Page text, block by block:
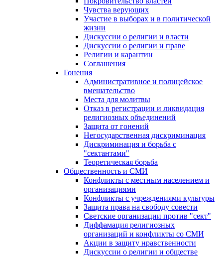
Чувства верующих
Участие в выборах и в политической
жизни
Дискуссии о религии и власти
Дискуссии о религии и праве
Религии и карантин
Соглашения
Гонения
Административное и полицейское
вмешательство
Места для молитвы
Отказ в регистрации и ликвидация
религиозных объединений
Защита от гонений
Негосударственная дискриминация
Дискриминация и борьба с
"сектантами"
Теоретическая борьба
Общественность и СМИ
Конфликты с местным населением и
организациями
Конфликты с учреждениями культуры
Защита права на свободу совести
Светские организации против "сект"
Диффамация религиозных
организаций и конфликты со СМИ
Акции в защиту нравственности
Дискуссии о религии и обществе